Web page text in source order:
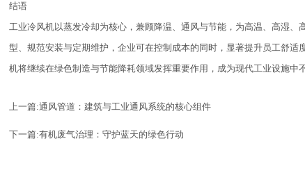
结语
工业冷风机以蒸发冷却为核心，兼顾降温、通风与节能，为高温、高湿
型、规范安装与定期维护，企业可在控制成本的同时，显著提升员工舒
机将继续在绿色制造与节能降耗领域发挥重要作用，成为现代工业设施中
上一篇:通风管道：建筑与工业通风系统的核心组件
下一篇:有机废气治理：守护蓝天的绿色行动